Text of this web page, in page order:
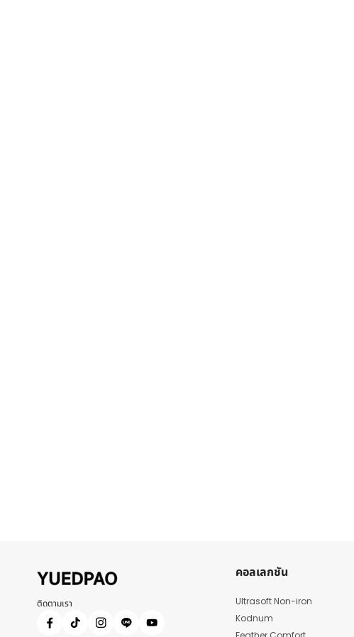
ติดตามเรา
คอลเลกชัน
Ultrasoft Non-iron
Kodnum